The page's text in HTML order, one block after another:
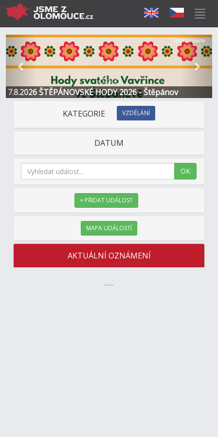
7.8.2026 ŠTĚPÁNOVSKÉ HODY 2026 - Štěpánov
Předchozí Další
Sponzorováno
KATEGORIE VZDĚLÁNÍ
DATUM
OK
+ PŘIDAT UDÁLOST
MAPA UDÁLOSTÍ
AKTUÁLNÍ OZNÁMENÍ
---